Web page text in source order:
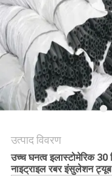
साइटमैप
PRIVACY
POLICY
उत्पाद विवरण
उच्च घनत्व इलास्टोमेरिक 30
नाइट्राइल रबर इंसुलेशन ट्यूब